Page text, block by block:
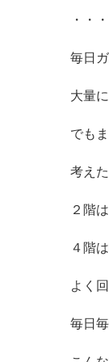
・・
毎日
大量
でも
考え
２階
４階
よく
毎日